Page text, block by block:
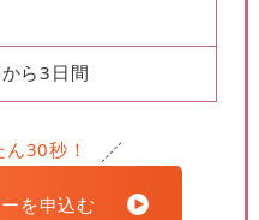
ら3日間
30秒！
を申込む